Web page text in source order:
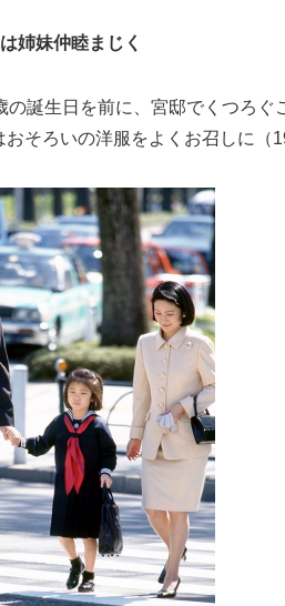
姉妹仲睦まじく
の誕生日を前に、宮邸でくつろぐ
そろいの洋服をよくお召しに（